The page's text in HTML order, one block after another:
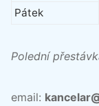
Pátek
Polední
email: